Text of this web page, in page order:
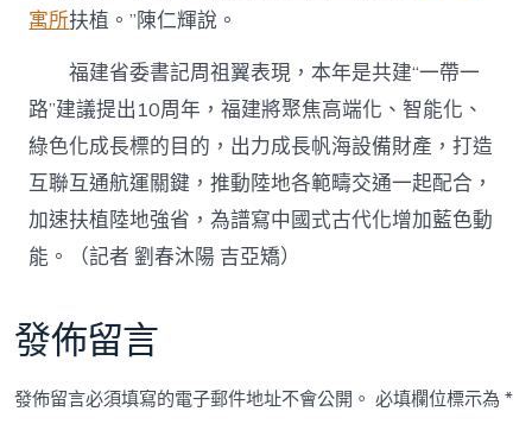
寓所扶植。”陳仁輝說。
福建省委書記周祖翼表現，本年是共建“一帶一
路”建議提出10周年，福建將聚焦高端化、智能化、
綠色化成長標的目的，出力成長帆海設備財產，打造
互聯互通航運關鍵，推動陸地各範疇交通一起配合，
加速扶植陸地強省，為譜寫中國式古代化增加藍色動
能。（記者 劉春沐陽 吉亞矯）
發佈留言
發佈留言必須填寫的電子郵件地址不會公開。 必填欄位標示為*